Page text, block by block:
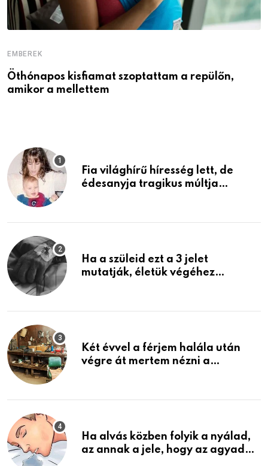
EMBEREK
Öthónapos kisfiamat szoptattam a repülőn,
amikor a mellettem
Fia világhírű híresség lett, de
édesanyja tragikus múltja
Ha a szüleid ezt a 3 jelet
mutatják, életük végéhez
Két évvel a férjem halála után
végre át mertem nézni a
életemet
Ha alvás közben folyik a nyálad,
az annak a jele, hogy az agyad…